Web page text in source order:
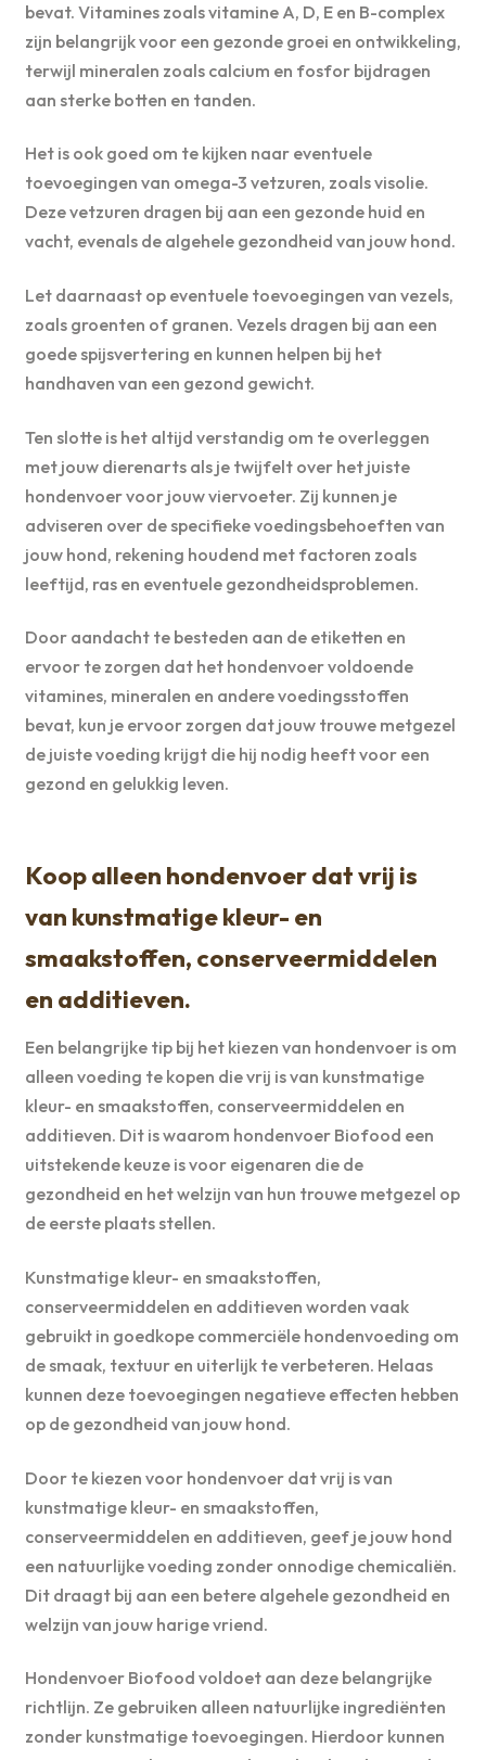
bevat. Vitamines zoals vitamine A, D, E en B-complex
zijn belangrijk voor een gezonde groei en ontwikkeling,
terwijl mineralen zoals calcium en fosfor bijdragen
aan sterke botten en tanden.
Het is ook goed om te kijken naar eventuele
toevoegingen van omega-3 vetzuren, zoals visolie.
Deze vetzuren dragen bij aan een gezonde huid en
vacht, evenals de algehele gezondheid van jouw hond.
Let daarnaast op eventuele toevoegingen van vezels,
zoals groenten of granen. Vezels dragen bij aan een
goede spijsvertering en kunnen helpen bij het
handhaven van een gezond gewicht.
Ten slotte is het altijd verstandig om te overleggen
met jouw dierenarts als je twijfelt over het juiste
hondenvoer voor jouw viervoeter. Zij kunnen je
adviseren over de specifieke voedingsbehoeften van
jouw hond, rekening houdend met factoren zoals
leeftijd, ras en eventuele gezondheidsproblemen.
Door aandacht te besteden aan de etiketten en
ervoor te zorgen dat het hondenvoer voldoende
vitamines, mineralen en andere voedingsstoffen
bevat, kun je ervoor zorgen dat jouw trouwe metgezel
de juiste voeding krijgt die hij nodig heeft voor een
gezond en gelukkig leven.
Koop alleen hondenvoer dat vrij is
van kunstmatige kleur- en
smaakstoffen, conserveermiddelen
en additieven.
Een belangrijke tip bij het kiezen van hondenvoer is om
alleen voeding te kopen die vrij is van kunstmatige
kleur- en smaakstoffen, conserveermiddelen en
additieven. Dit is waarom hondenvoer Biofood een
uitstekende keuze is voor eigenaren die de
gezondheid en het welzijn van hun trouwe metgezel op
de eerste plaats stellen.
Kunstmatige kleur- en smaakstoffen,
conserveermiddelen en additieven worden vaak
gebruikt in goedkope commerciële hondenvoeding om
de smaak, textuur en uiterlijk te verbeteren. Helaas
kunnen deze toevoegingen negatieve effecten hebben
op de gezondheid van jouw hond.
Door te kiezen voor hondenvoer dat vrij is van
kunstmatige kleur- en smaakstoffen,
conserveermiddelen en additieven, geef je jouw hond
een natuurlijke voeding zonder onnodige chemicaliën.
Dit draagt bij aan een betere algehele gezondheid en
welzijn van jouw harige vriend.
Hondenvoer Biofood voldoet aan deze belangrijke
richtlijn. Ze gebruiken alleen natuurlijke ingrediënten
zonder kunstmatige toevoegingen. Hierdoor kunnen